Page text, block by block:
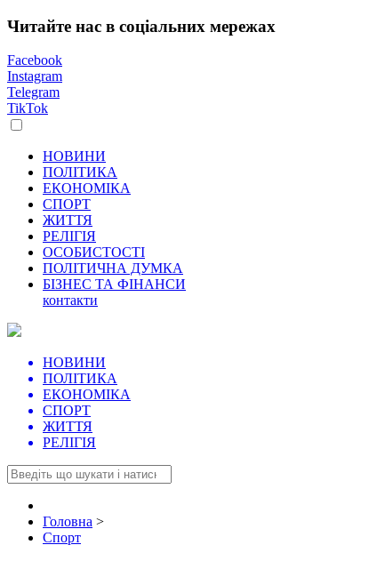
Читайте нас в соціальних мережах
Facebook
Instagram
Telegram
TikTok
НОВИНИ
ПОЛІТИКА
ЕКОНОМІКА
СПОРТ
ЖИТТЯ
РЕЛІГІЯ
ОСОБИСТОСТІ
ПОЛІТИЧНА ДУМКА
БІЗНЕС ТА ФІНАНСИ
контакти
НОВИНИ
ПОЛІТИКА
ЕКОНОМІКА
СПОРТ
ЖИТТЯ
РЕЛІГІЯ
Головна >
Спорт